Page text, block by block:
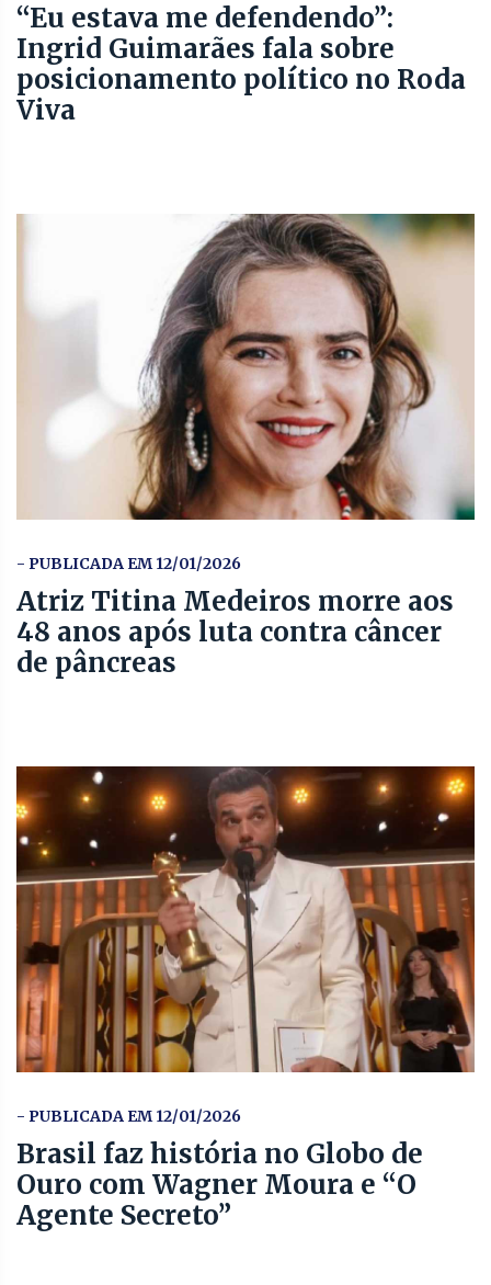
“Eu estava me defendendo”:
Ingrid Guimarães fala sobre
posicionamento político no Roda
Viva
- PUBLICADA EM 12/01/2026
Atriz Titina Medeiros morre aos
48 anos após luta contra câncer
de pâncreas
- PUBLICADA EM 12/01/2026
Brasil faz história no Globo de
Ouro com Wagner Moura e “O
Agente Secreto”